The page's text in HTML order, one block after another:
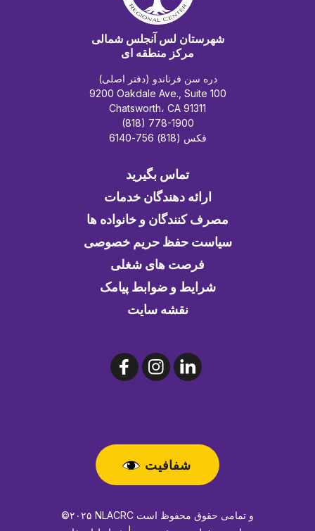
شهرستان لس آنجلس شمالی
مرکز منطقه ای
دره سن فرناندو (دفتر اصلی)
9200 Oakdale Ave., Suite 100
Chatsworth، CA 91311
(818) 778-1900
فکس (818) 756-6140
تماس بگیرید
ارائه دهندگان خدمات
مصرف کنندگان و خانواده ها
سیاست حفظ حریم خصوصی
فرصت های شغلی
شرایط و ضوابط پیامک
نقشه سایت
شفافیت
©۲۰۲۵ NLACRC و تمامی حقوق محفوظ است